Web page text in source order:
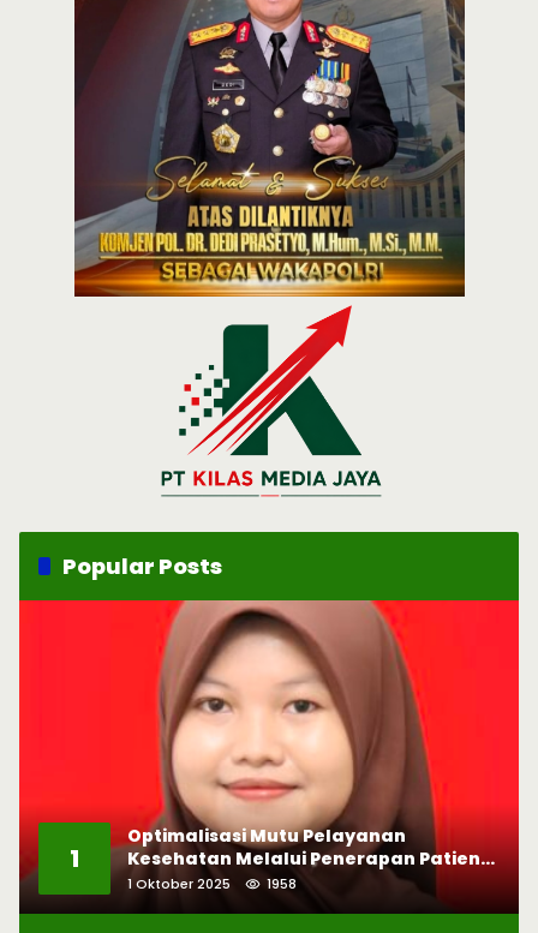
Popular Posts
1
Optimalisasi Mutu Pelayanan
Kesehatan Melalui Penerapan Patient
Safety
1 Oktober 2025 1958